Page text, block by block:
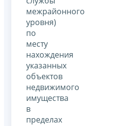
межрайонного
уровня)
по
месту
нахождения
указанных
объектов
недвижимого
имущества
в
пределах